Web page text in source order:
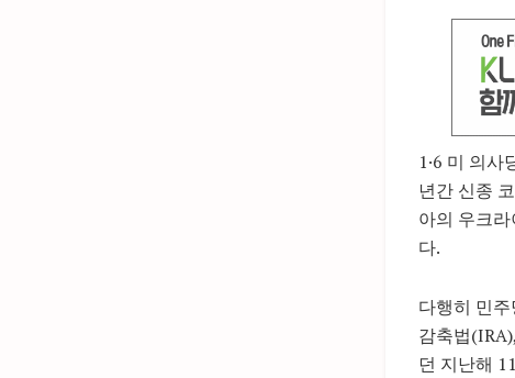
1·6 미 의
년간 신종
아의 우크
다.
다행히 민
감축법
던 지난해